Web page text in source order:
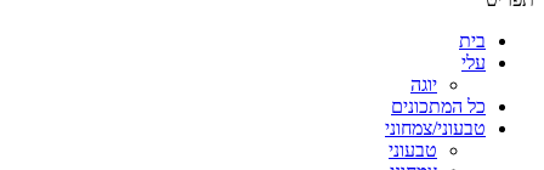
בית
עלי
יוגה
כל המתכונים
טבעוני/צמחוני
טבעוני